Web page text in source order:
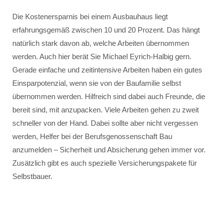
Die Kostenersparnis bei einem Ausbauhaus liegt
erfahrungsgemäß zwischen 10 und 20 Prozent. Das hängt
natürlich stark davon ab, welche Arbeiten übernommen
werden. Auch hier berät Sie Michael Eyrich-Halbig gern.
Gerade einfache und zeitintensive Arbeiten haben ein gutes
Einsparpotenzial, wenn sie von der Baufamilie selbst
übernommen werden. Hilfreich sind dabei auch Freunde, die
bereit sind, mit anzupacken. Viele Arbeiten gehen zu zweit
schneller von der Hand. Dabei sollte aber nicht vergessen
werden, Helfer bei der Berufsgenossenschaft Bau
anzumelden – Sicherheit und Absicherung gehen immer vor.
Zusätzlich gibt es auch spezielle Versicherungspakete für
Selbstbauer.